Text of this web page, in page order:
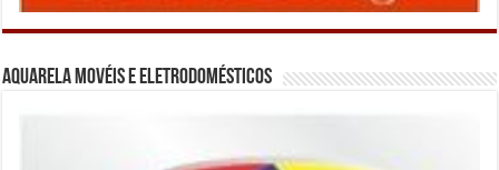
Aquarela Movéis e Eletrodomésticos